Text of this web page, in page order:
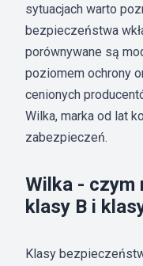
sytuacjach warto
bezpieczeństwa
porównywane są
poziomem ochrony
cenionych
Wilka, marka od lat
zabezpieczeń.
Wilka - czym
klasy B i
Klasy